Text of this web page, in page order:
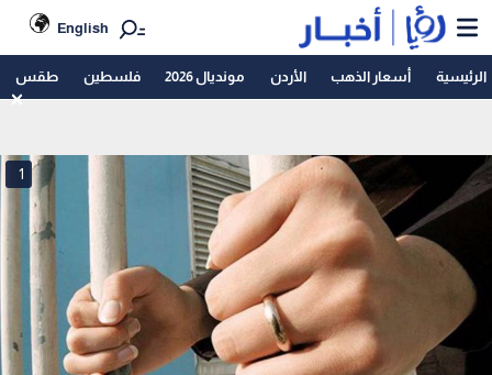
English
الرئيسية أسعار الذهب الأردن مونديال 2026 فلسطين طقس
1